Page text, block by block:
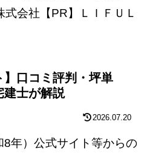
式会社【PR】ＬＩＦＵＬ
】口コミ評判・坪単
建士が解説
2026.07.20
年）公式サイト等からの